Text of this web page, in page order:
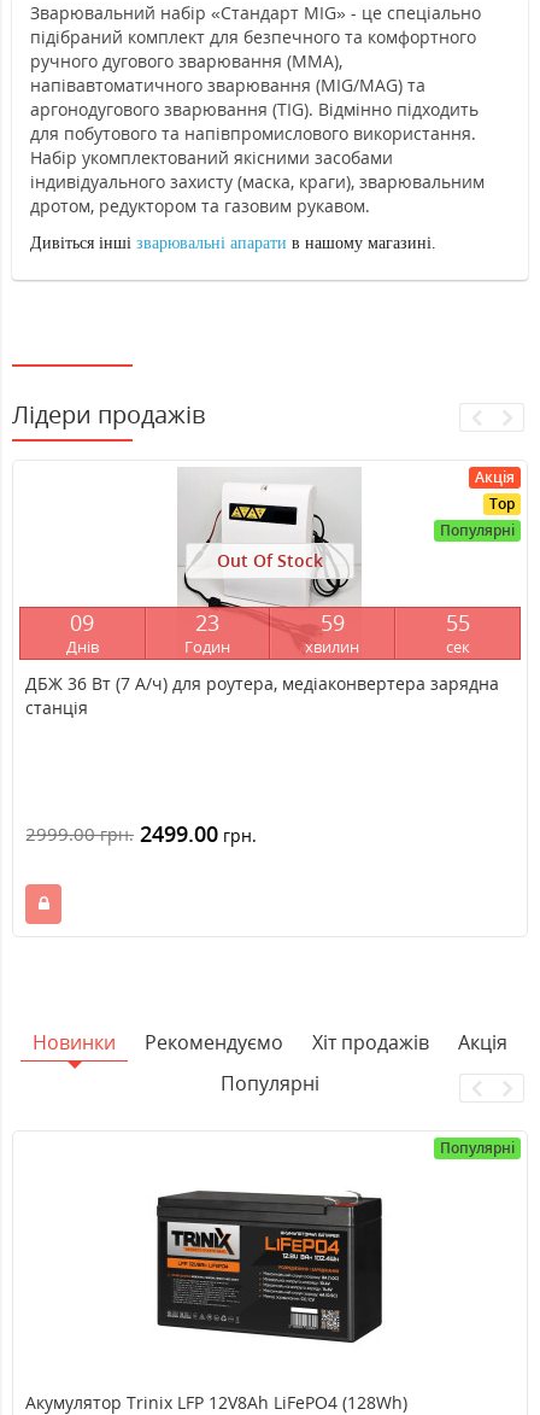
Зварювальний набір «Стандарт MIG» - це спеціально
підібраний комплект для безпечного та комфортного
ручного дугового зварювання (ММА),
напівавтоматичного зварювання (MIG/MAG) та
аргонодугового зварювання (TIG). Відмінно підходить
для побутового та напівпромислового використання.
Набір укомплектований якісними засобами
індивідуального захисту (маска, краги), зварювальним
дротом, редуктором та газовим рукавом.
Дивіться інші зварювальні апарати в нашому магазині.
Лідери продажів
Акція
Top
Популярні
Out Of Stock
09
Днів
23
Годин
59
хвилин
54
сек
ДБЖ 36 Вт (7 А/ч) для роутера, медіаконвертера зарядна
станція
2999.00грн. 2499.00 грн.
Новинки Рекомендуємо Хіт продажів
Акція
Популярні
Популярні
Акумулятор Trinix LFP 12V8Ah LiFePO4 (128Wh)